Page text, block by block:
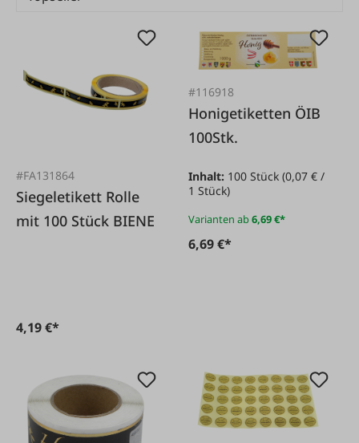
#FA131864
Siegeletikett Rolle
mit 100 Stück BIENE
4,19 €*
#116918
Honigetiketten ÖIB
100Stk.
Inhalt: 100 Stück(0,07 € /
1 Stück)
Varianten ab6,69 €*
6,69 €*